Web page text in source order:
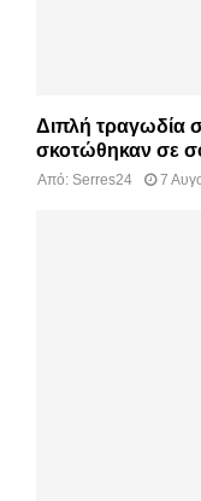
Διπλή τραγωδία
σκοτώθηκαν σε
Από: Serres24 7